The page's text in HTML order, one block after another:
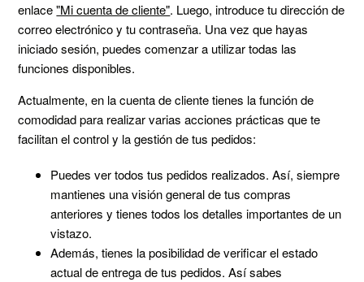
enlace"Mi cuenta de cliente". Luego, introduce tu dirección de
correo electrónico y tu contraseña. Una vez que hayas
iniciado sesión, puedes comenzar a utilizar todas las
funciones disponibles.
Actualmente, en la cuenta de cliente tienes la función de
comodidad para realizar varias acciones prácticas que te
facilitan el control y la gestión de tus pedidos:
Puedes ver todos tus pedidos realizados. Así, siempre
mantienes una visión general de tus compras
anteriores y tienes todos los detalles importantes de un
vistazo.
Además, tienes la posibilidad de verificar el estado
actual de entrega de tus pedidos. Así sabes